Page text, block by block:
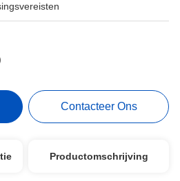
Contacteer Ons
Productomschrijving